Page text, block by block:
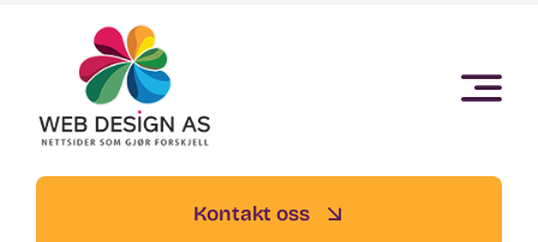
Kontakt oss